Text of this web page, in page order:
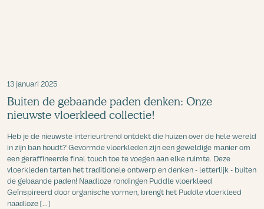
13 januari 2025
Buiten de gebaande paden denken: Onze
nieuwste vloerkleed collectie!
Heb je de nieuwste interieurtrend ontdekt die huizen over de hele wereld
in zijn ban houdt? Gevormde vloerkleden zijn een geweldige manier om
een geraffineerde final touch toe te voegen aan elke ruimte. Deze
vloerkleden tarten het traditionele ontwerp en denken - letterlijk - buiten
de gebaande paden! Naadloze rondingen Puddle vloerkleed
Geïnspireerd door organische vormen, brengt het Puddle vloerkleed
naadloze [...]